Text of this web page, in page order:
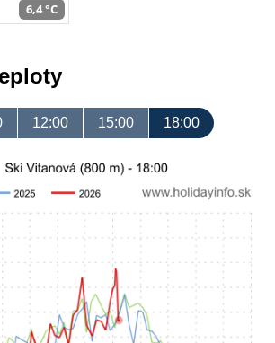
6,4 °C
12:00 15:00 18:00